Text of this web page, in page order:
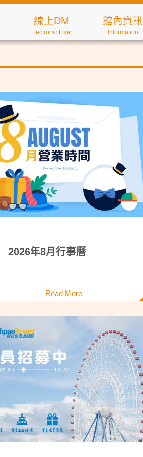
線上DM
Electronic Flyer
館內資訊
Information
2026年8月行事曆
Read More